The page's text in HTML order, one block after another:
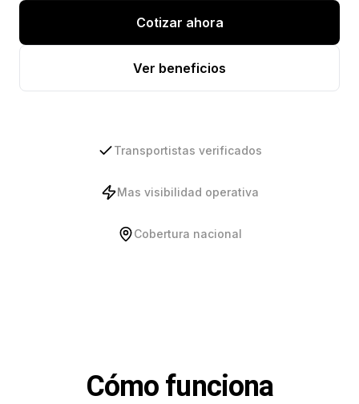
Cotizar ahora
Ver beneficios
Transportistas verificados
Mas visibilidad operativa
Cobertura nacional
Cómo funciona